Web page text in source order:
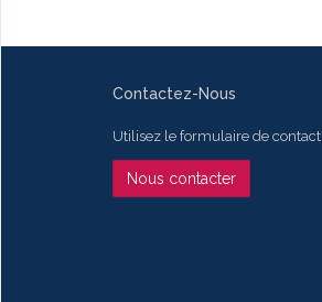
Contactez-Nous
Utilisez le formulaire de contact
Nous contacter